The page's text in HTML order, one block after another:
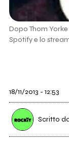
Dopo Thom
Spotify e lo
18/11/2013 - 12:53
Scritto